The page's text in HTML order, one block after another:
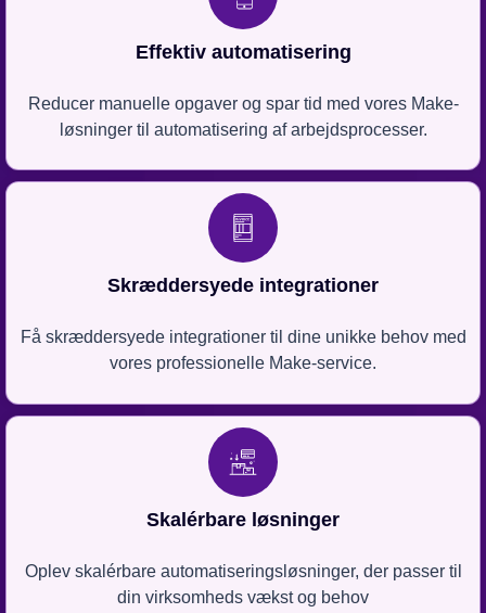
Effektiv automatisering
Reducer manuelle opgaver og spar tid med vores Make-
løsninger til automatisering af arbejdsprocesser.
Skræddersyede integrationer
Få skræddersyede integrationer til dine unikke behov med
vores professionelle Make-service.
Skalérbare løsninger
Oplev skalérbare automatiseringsløsninger, der passer til
din virksomheds vækst og behov